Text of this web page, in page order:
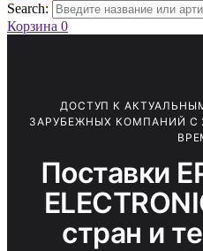
Search:
Корзина 0
ДОСТУП К
ЗАРУБЕЖНЫХ КОМПАНИЙ С
Поставки
стран и